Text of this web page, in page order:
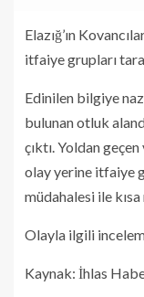
Elazığ’ın
itfaiye grupları
Edinilen bilgiye
bulunan otluk
çıktı. Yoldan
olay yerine itfaiye
müdahalesi ile
Olayla ilgili
Kaynak: İhlas